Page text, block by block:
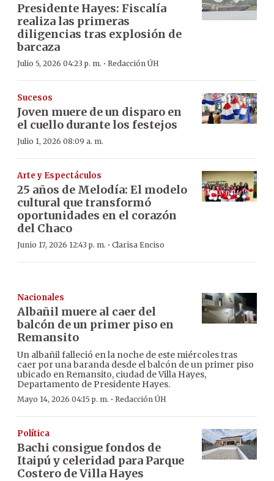
Presidente Hayes: Fiscalía
realiza las primeras
diligencias tras explosión de
barcaza
Julio 5, 2026 04:23 p. m. · Redacción ÚH
Sucesos
Joven muere de un disparo en
el cuello durante los festejos
Julio 1, 2026 08:09 a. m.
Arte y Espectáculos
25 años de Melodía: El modelo
cultural que transformó
oportunidades en el corazón
del Chaco
Junio 17, 2026 12:43 p. m. · Clarisa Enciso
Nacionales
Albañil muere al caer del
balcón de un primer piso en
Remansito
Un albañil falleció en la noche de este miércoles tras
caer por una baranda desde el balcón de un primer piso
ubicado en Remansito, ciudad de Villa Hayes,
Departamento de Presidente Hayes.
Mayo 14, 2026 04:15 p. m. · Redacción ÚH
Política
Bachi consigue fondos de
Itaipú y celeridad para Parque
Costero de Villa Hayes